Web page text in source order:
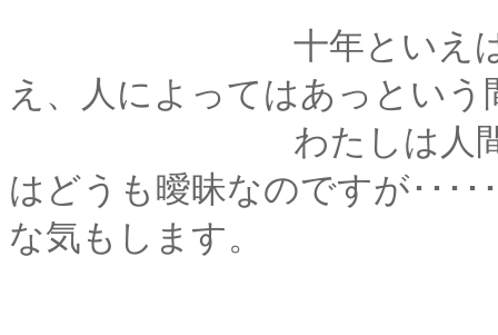
十年といえば、それ
え、人によってはあっとい
わたしは人間ではな
はどうも曖昧なのですが･･･
な気もします。